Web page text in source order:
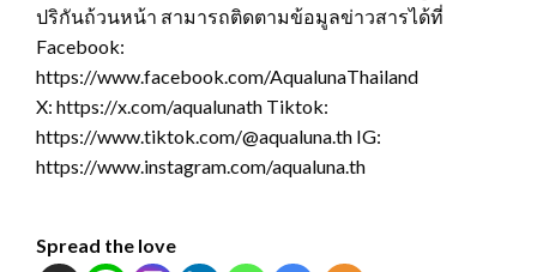
ปริกันถ้วนหน้า สามารถติดตามข้อมูลข่าวสารได้ที่
Facebook:
https://www.facebook.com/AqualunaThailand
X: https://x.com/aqualunath Tiktok:
https://www.tiktok.com/@aqualuna.th IG:
https://www.instagram.com/aqualuna.th
Spread the love